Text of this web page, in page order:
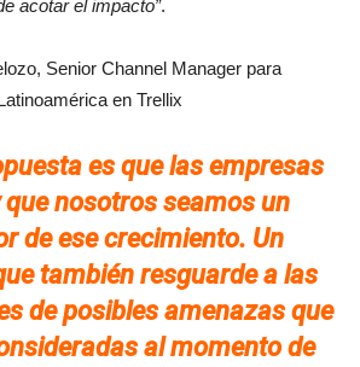
acotar el impacto”.
es que las empresas
nosotros seamos un
de ese crecimiento. Un
también resguarde a las
de posibles amenazas que
al momento de